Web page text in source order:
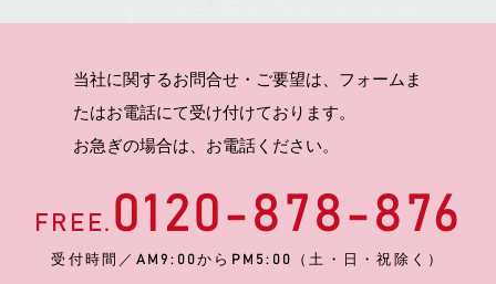
当社に関するお問合せ・ご要望は、フォームま
たはお電話にて受け付けております。
お急ぎの場合は、お電話ください。
FREE. 0120-878-876
受付時間／AM9:00からPM5:00（土・日・祝除く）